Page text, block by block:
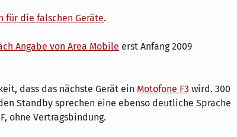
für die falschen Geräte.
Angabe von Area Mobile erst Anfang 2009
dass das nächste Gerät ein Motofone F3 wird. 300
Standby sprechen eine ebenso deutliche Sprache
ohne Vertragsbindung.